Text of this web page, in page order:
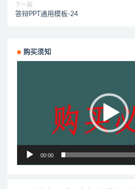
下一篇
答辩PPT通用模板-24
购买须知
00:00